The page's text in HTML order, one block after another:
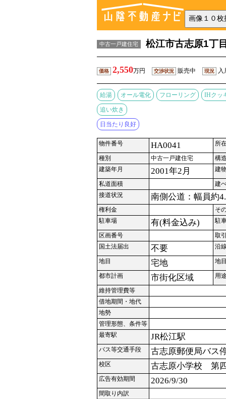
中古一戸建住宅 松江市古志原1丁
価格 2,550万円 交渉状況 販売中 現況
給湯 オール電化 フローリング IHクッ
追い炊き
日当たり良好
物件番号 HA0041 所
種別 中古一戸建住宅
構
建築年月
2001年2月 建
私道面積
建
接道状況
南側公道：幅員約
権利金
そ
駐車場
有(料金込み) 駐
区画番号
取
国土法届出
不要 沿
地目 宅地 地
都市計画 市街化区域 用
維持管理費等
借地期間・地代
地勢
管理形態、条件等
最寄駅
JR松江駅
バス等交通手段 古志原郵便局バス
校区 古志原小学校 第
広告有効期間 2026/9/30
間取り内訳